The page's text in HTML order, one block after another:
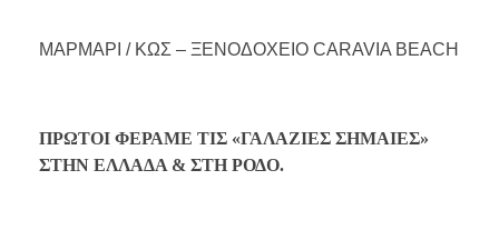
ΜΑΡΜΑΡΙ / ΚΩΣ – ΞΕΝΟΔΟΧΕΙΟ CARAVIA BEACH
ΠΡΩΤΟΙ ΦΕΡΑΜΕ ΤΙΣ «ΓΑΛΑΖΙΕΣ ΣΗΜΑΙΕΣ»
ΣΤΗΝ ΕΛΛΑΔΑ & ΣΤΗ ΡΟΔΟ.